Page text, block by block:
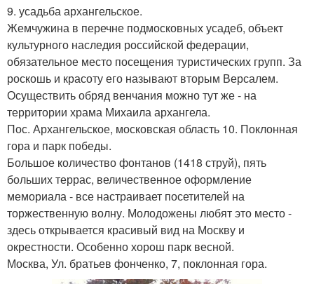
9. усадьба архангельское.
Жемчужина в перечне подмосковных усадеб, объект
культурного наследия российской федерации,
обязательное место посещения туристических групп. За
роскошь и красоту его называют вторым Версалем.
Осуществить обряд венчания можно тут же - на
территории храма Михаила архангела.
Пос. Архангельское, московская область 10. Поклонная
гора и парк победы.
Большое количество фонтанов (1418 струй), пять
больших террас, величественное оформление
мемориала - все настраивает посетителей на
торжественную волну. Молодожены любят это место -
здесь открывается красивый вид на Москву и
окрестности. Особенно хорош парк весной.
Москва, Ул. братьев фонченко, 7, поклонная гора.